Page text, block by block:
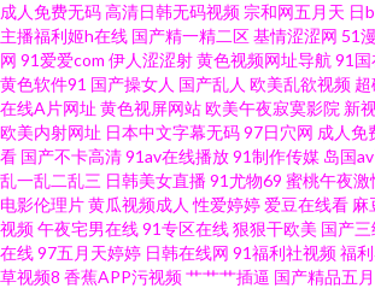
高超 亚洲色图!1p 国产精品婷婷精品 黄色二级特片 日
图男人天堂Av 超碰操cao 极品久久 五月激情婷婷深深
九1免费网站美女 欧美人成电影在线一区 自拍h网 久
成人综合站 A片视品 在线草a 国产精品久久一区 午夜
人乐 婷婷欧美 www91草 人妖伪娘 91日韩永久 久久
成人免费无码高清日韩无码视频 宗和网五月天 日
主播福利姬h在线 国产精一精二区基情涩涩网 51
网 91爱爱com 伊人涩涩射黄色视频网址导航 91国
黄色软件91 国产操女人 国产乱人 欧美乱欲视频 超
在线A片网址 黄色视屏网站欧美午夜寂寞影院 新
欧美内射网址 日本中文字幕无码97日穴网 成人免
看 国产不卡高清91av在线播放91制作传媒 岛国
乱一乱二乱三 日韩美女直播91尤物69 蜜桃午夜激
电影伦理片黄瓜视频成人 性爱婷婷爱豆在线看 麻
视频午夜宅男在线91专区在线狠狠干欧美 国产
在线97五月天婷婷 日韩在线网 91福利社视频福
草视频8 香蕉APP污视频艹艹艹插逼 国产精品五